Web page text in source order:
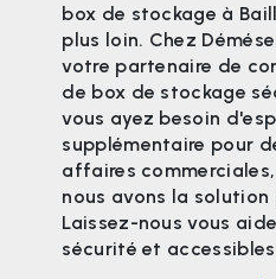
box de stockage à
plus loin. Chez
votre partenaire de
de box de stockage
vous ayez besoin
supplémentaire pour
affaires
nous avons la
Laissez-nous vous
sécurité et